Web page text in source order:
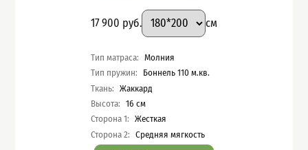
Цена
17 900 руб.
Подобрать вариант
Размер:
см
Характеристики
Тип матраса: Молния
Тип пружин:
Боннель 110 м.кв.
Ткань: Жаккард
Высота: 16 см
Сторона 1: Жесткая
Сторона 2: Средняя мягкость